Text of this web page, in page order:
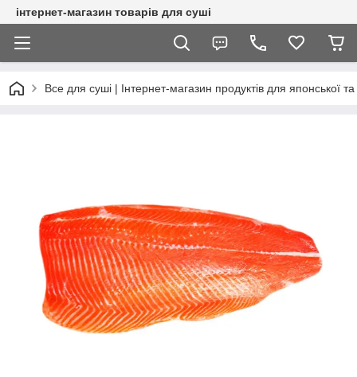
інтернет-магазин товарів для суші
Все для суші | Інтернет-магазин продуктів для японської та